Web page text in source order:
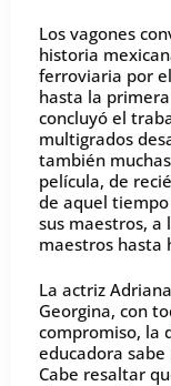
Los vagones
historia
ferroviaria por
hasta la
concluyó el
multigrados
también
película, de
de aquel
sus maestros, a
maestros hasta
La actriz
Georgina, con
compromiso, la
educadora sabe
Cabe resaltar